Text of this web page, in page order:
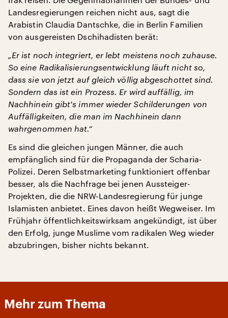
Landesregierungen reichen nicht aus, sagt die
Arabistin Claudia Dantschke, die in Berlin Familien
von ausgereisten Dschihadisten berät:
„Er ist noch integriert, er lebt meistens noch zuhause.
So eine Radikalisierungsentwicklung läuft nicht so,
dass sie von jetzt auf gleich völlig abgeschottet sind.
Sondern das ist ein Prozess. Er wird auffällig, im
Nachhinein gibt's immer wieder Schilderungen von
Auffälligkeiten, die man im Nachhinein dann
wahrgenommen hat.“
Es sind die gleichen jungen Männer, die auch
empfänglich sind für die Propaganda der Scharia-
Polizei. Deren Selbstmarketing funktioniert offenbar
besser, als die Nachfrage bei jenen Aussteiger-
Projekten, die die NRW-Landesregierung für junge
Islamisten anbietet. Eines davon heißt Wegweiser. Im
Frühjahr öffentlichkeitswirksam angekündigt, ist über
den Erfolg, junge Muslime vom radikalen Weg wieder
abzubringen, bisher nichts bekannt.
Mehr zum Thema